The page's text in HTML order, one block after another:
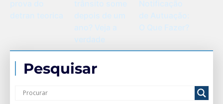
verdade
Pesquisar